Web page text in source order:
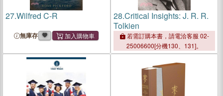
27.Wilfred C-R
無庫存
28.Critical Insights: J. R. R.
Tolkien
若需訂購本書，請電洽客服 02-
25006600[分機130、131]。